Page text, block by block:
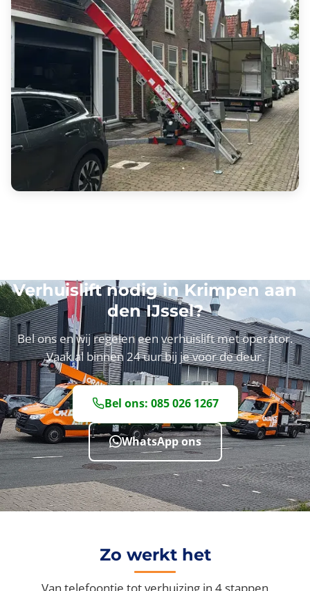
Verhuislift nodig in Krimpen aan
den IJssel?
Bel ons en wij regelen een verhuislift met operator.
Vaak al binnen 24 uur bij je voor de deur.
Bel ons: 085 026 1267
WhatsApp ons
Zo werkt het
Van telefoontje tot verhuizing in 4 stappen